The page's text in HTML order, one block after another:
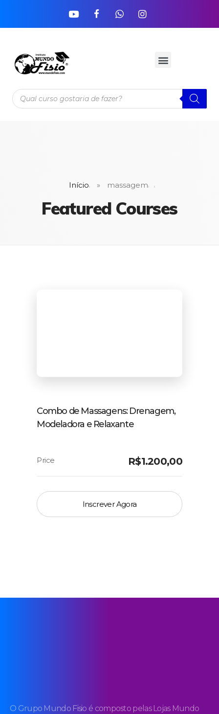
Início » massagem
Featured Courses
Combo de Massagens: Drenagem,
Modeladora e Relaxante
R$1.200,00
Inscrever Agora
O Grupo Mundo Fisio é composto pelas Lojas Mundo